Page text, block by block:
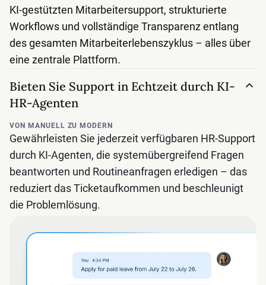
KI-gestützten Mitarbeitersupport, strukturierte
Workflows und vollständige Transparenz entlang
des gesamten Mitarbeiterlebenszyklus – alles über
eine zentrale Plattform.
Bieten Sie Support in Echtzeit durch KI-
HR-Agenten
VON MANUELL ZU MODERN
Gewährleisten Sie jederzeit verfügbaren HR-Support
durch KI-Agenten, die systemübergreifend Fragen
beantworten und Routineanfragen erledigen – das
reduziert das Ticketaufkommen und beschleunigt
die Problemlösung.